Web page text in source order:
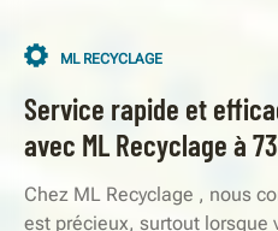
ML RECYCLAGE
Service rapide et
avec ML Recyclage à
Chez ML Recyclage , nous
est précieux, surtout lorsque